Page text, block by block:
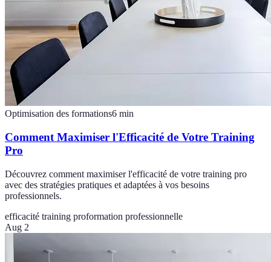
Optimisation des formations6 min
Comment Maximiser l'Efficacité de Votre Training
Pro
Découvrez comment maximiser l'efficacité de votre training pro
avec des stratégies pratiques et adaptées à vos besoins
professionnels.
efficacité training proformation professionnelle
Aug 2